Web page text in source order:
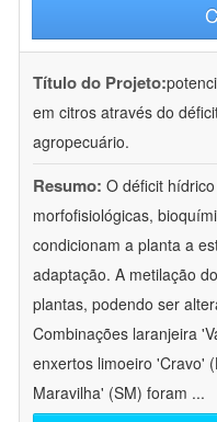
Título do Projeto:
em citros através do
agropecuário.
Resumo: O déficit
morfofisiológicas,
condicionam a planta a
adaptação. A metilação
plantas, podendo ser
Combinações laranjeira
enxertos limoeiro 'Cravo'
Maravilha' (SM) foram ...